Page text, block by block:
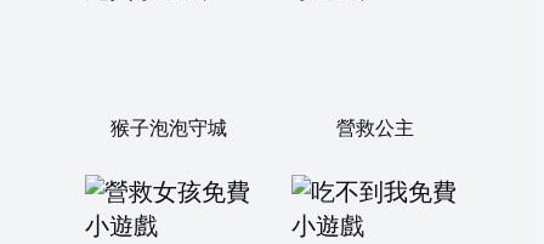
猴子泡泡守城 營救公主